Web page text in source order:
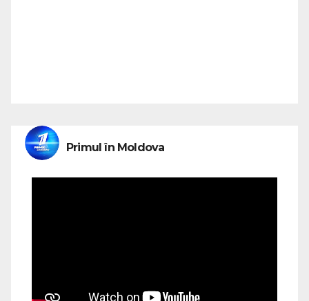
Primul în Moldova